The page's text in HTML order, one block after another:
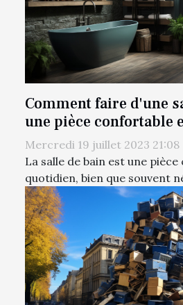
Comment faire d'une
une pièce confortable
Mercredi 19 juillet 2023 21:08
La salle de bain est une
quotidien, bien que souvent